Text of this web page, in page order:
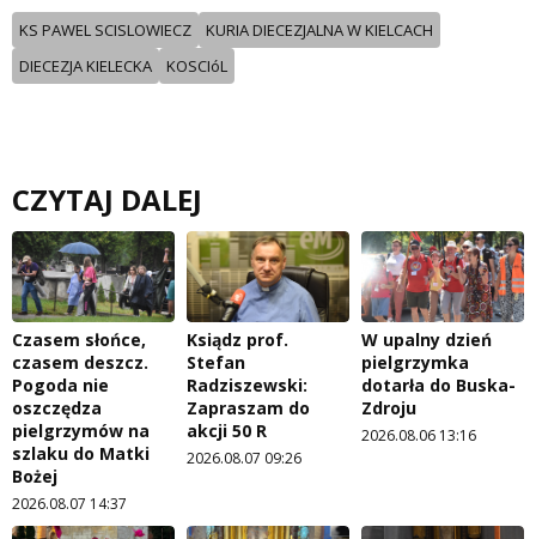
KS PAWEL SCISLOWIECZ
KURIA DIECEZJALNA W KIELCACH
DIECEZJA KIELECKA
KOSCIóL
CZYTAJ DALEJ
Czasem słońce,
czasem deszcz.
Pogoda nie
oszczędza
pielgrzymów na
szlaku do Matki
Bożej
2026.08.07 14:37
Ksiądz prof.
Stefan
Radziszewski:
Zapraszam do
akcji 50 R
2026.08.07 09:26
W upalny dzień
pielgrzymka
dotarła do Buska-
Zdroju
2026.08.06 13:16